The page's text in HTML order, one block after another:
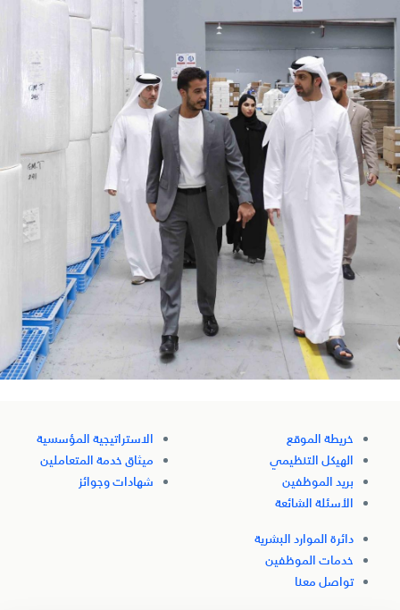
خريطة الموقع
الهيكل التنظيمي
بريد الموظفين
الأسئلة الشائعة
الاستراتيجية المؤسسية
ميثاق خدمة المتعاملين
شهادات وجوائز
دائرة الموارد البشرية
خدمات الموظفين
تواصل معنا